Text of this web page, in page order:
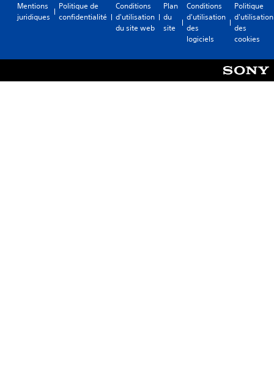
Mentions
juridiques
Politique de
confidentialité
Conditions
d'utilisation
du site web
Plan
du
site
Conditions
d'utilisation
des
logiciels
Politique
d'utilisation
des
cookies